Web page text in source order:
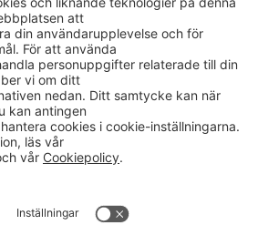
Om oss
Verksamheter
Hushållningssällskapens
Förbund